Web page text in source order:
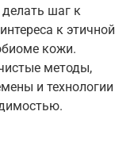
шаг к
к этичной
кожи.
методы,
и технологии